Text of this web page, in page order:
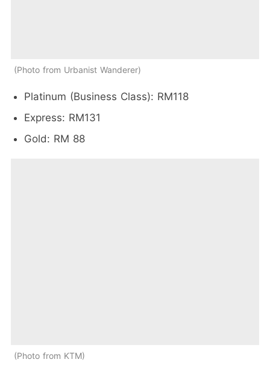
Photo from Urbanist Wanderer
Platinum (Business Class): RM118
Express: RM131
Gold: RM 88
Photo from KTM